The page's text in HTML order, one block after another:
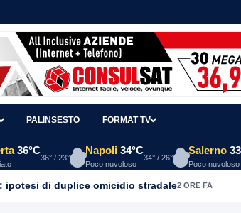
PALINSESTO FORMAT TV
36°C
36° / 23°
Napoli 34°C
Poco nuvoloso
34° / 26°
Salerno
Poco nuvoloso
ipotesi di duplice omicidio stradale2 ORE FA